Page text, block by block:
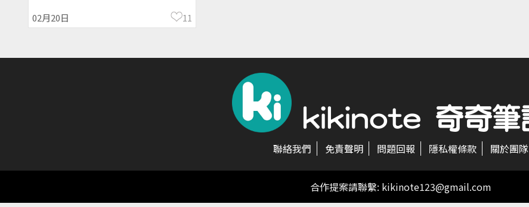
02月20日 11
聯絡我們 免責聲明 問題回報 隱私權條款 關於團隊
合作提案請聯繫: kikinote123@gmail.com